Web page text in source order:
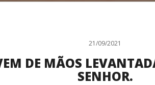
21/09/2021
DE MÃOS
SENHOR.